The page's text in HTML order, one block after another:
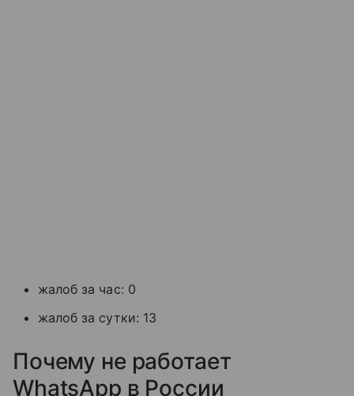
жалоб за час: 0
жалоб за сутки: 13
Почему не работает
WhatsApp в России